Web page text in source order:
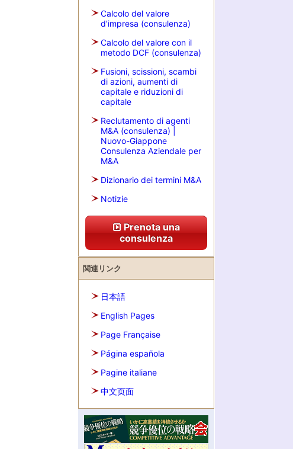
Calcolo del valore
d’impresa (consulenza)
Calcolo del valore con il
metodo DCF (consulenza)
Fusioni, scissioni, scambi
di azioni, aumenti di
capitale e riduzioni di
capitale
Reclutamento di agenti
M&A (consulenza) |
Nuovo-Giappone
Consulenza Aziendale per
M&A
Dizionario dei termini M&A
Notizie
Prenota una
consulenza
関連リンク
日本語
English Pages
Page Française
Página española
Pagine italiane
中文页面